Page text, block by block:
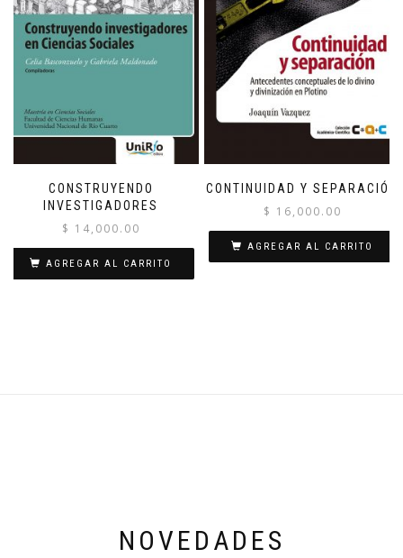
CONSTRUYENDO
INVESTIGADORES
$ 14,000.00
AGREGAR AL CARRITO
CONTINUIDAD Y SEPARACIÓN
$ 16,000.00
AGREGAR AL CARRITO
NOVEDADES